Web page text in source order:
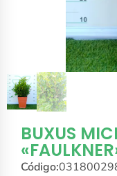
BUXUS
Código: